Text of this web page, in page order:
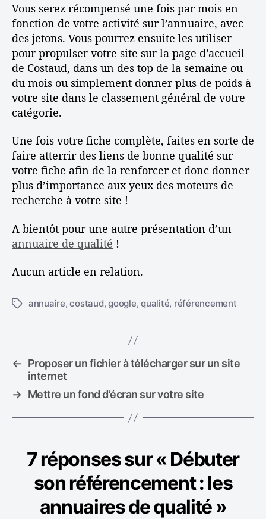
Vous serez récompensé une fois par mois en
fonction de votre activité sur l’annuaire, avec
des jetons. Vous pourrez ensuite les utiliser
pour propulser votre site sur la page d’accueil
de Costaud, dans un des top de la semaine ou
du mois ou simplement donner plus de poids à
votre site dans le classement général de votre
catégorie.
Une fois votre fiche complète, faites en sorte de
faire atterrir des liens de bonne qualité sur
votre fiche afin de la renforcer et donc donner
plus d’importance aux yeux des moteurs de
recherche à votre site !
A bientôt pour une autre présentation d’un
annuaire de qualité !
Aucun article en relation.
É
q
e
t
annuaire,costaud,google,qualité, référencement
←
Proposer un fichier à télécharger sur un site
internet
→ Mettre un fond d’écran sur votre site
7 réponses sur « Débuter
son référencement : les
annuaires de qualité »